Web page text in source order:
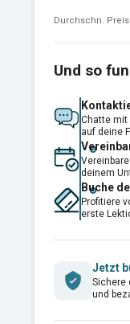
Durchschn.
Und so
Chatte mit
auf deine
deinem
Buche
Profitiere
erste
Jetzt
Sichere
und